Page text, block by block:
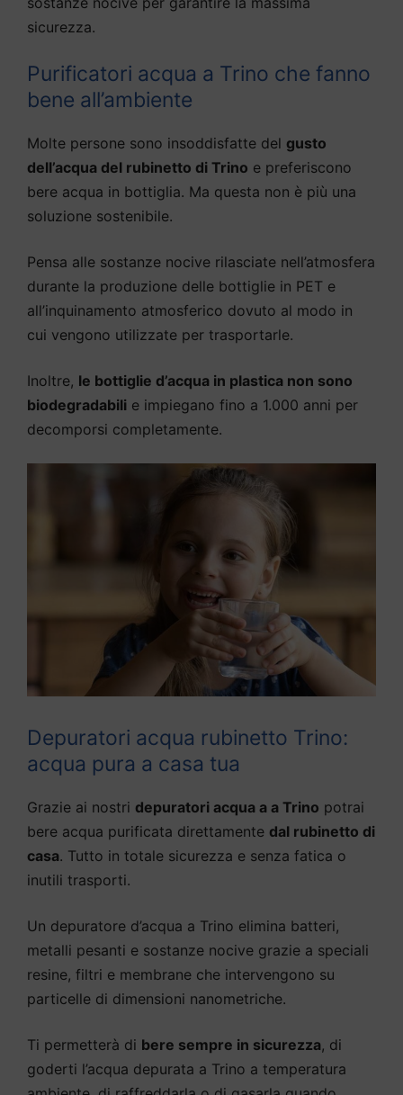
sicurezza.
Purificatori acqua a Trino che fanno
bene all’ambiente
Molte persone sono insoddisfatte del gusto
dell’acqua del rubinetto di Trino e preferiscono
bere acqua in bottiglia. Ma questa non è più una
soluzione sostenibile.
Pensa alle sostanze nocive rilasciate nell’atmosfera
durante la produzione delle bottiglie in PET e
all’inquinamento atmosferico dovuto al modo in
cui vengono utilizzate per trasportarle.
Inoltre, le bottiglie d’acqua in plastica non sono
biodegradabili e impiegano fino a 1.000 anni per
decomporsi completamente.
Depuratori acqua rubinetto Trino:
acqua pura a casa tua
Grazie ai nostri depuratori acqua a a Trino potrai
bere acqua purificata direttamente dal rubinetto di
casa. Tutto in totale sicurezza e senza fatica o
inutili trasporti.
Un depuratore d’acqua a Trino elimina batteri,
metalli pesanti e sostanze nocive grazie a speciali
resine, filtri e membrane che intervengono su
particelle di dimensioni nanometriche.
Ti permetterà di bere sempre in sicurezza, di
goderti l’acqua depurata a Trino a temperatura